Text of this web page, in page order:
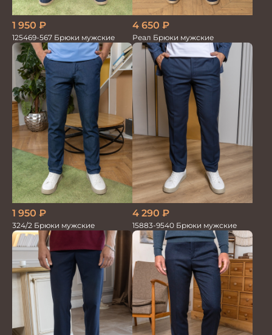
1 950 ₽
125469-567 Брюки мужские
4 650 ₽
Реал Брюки мужские
1 950 ₽
324/2 Брюки мужские
4 290 ₽
15883-9540 Брюки мужские